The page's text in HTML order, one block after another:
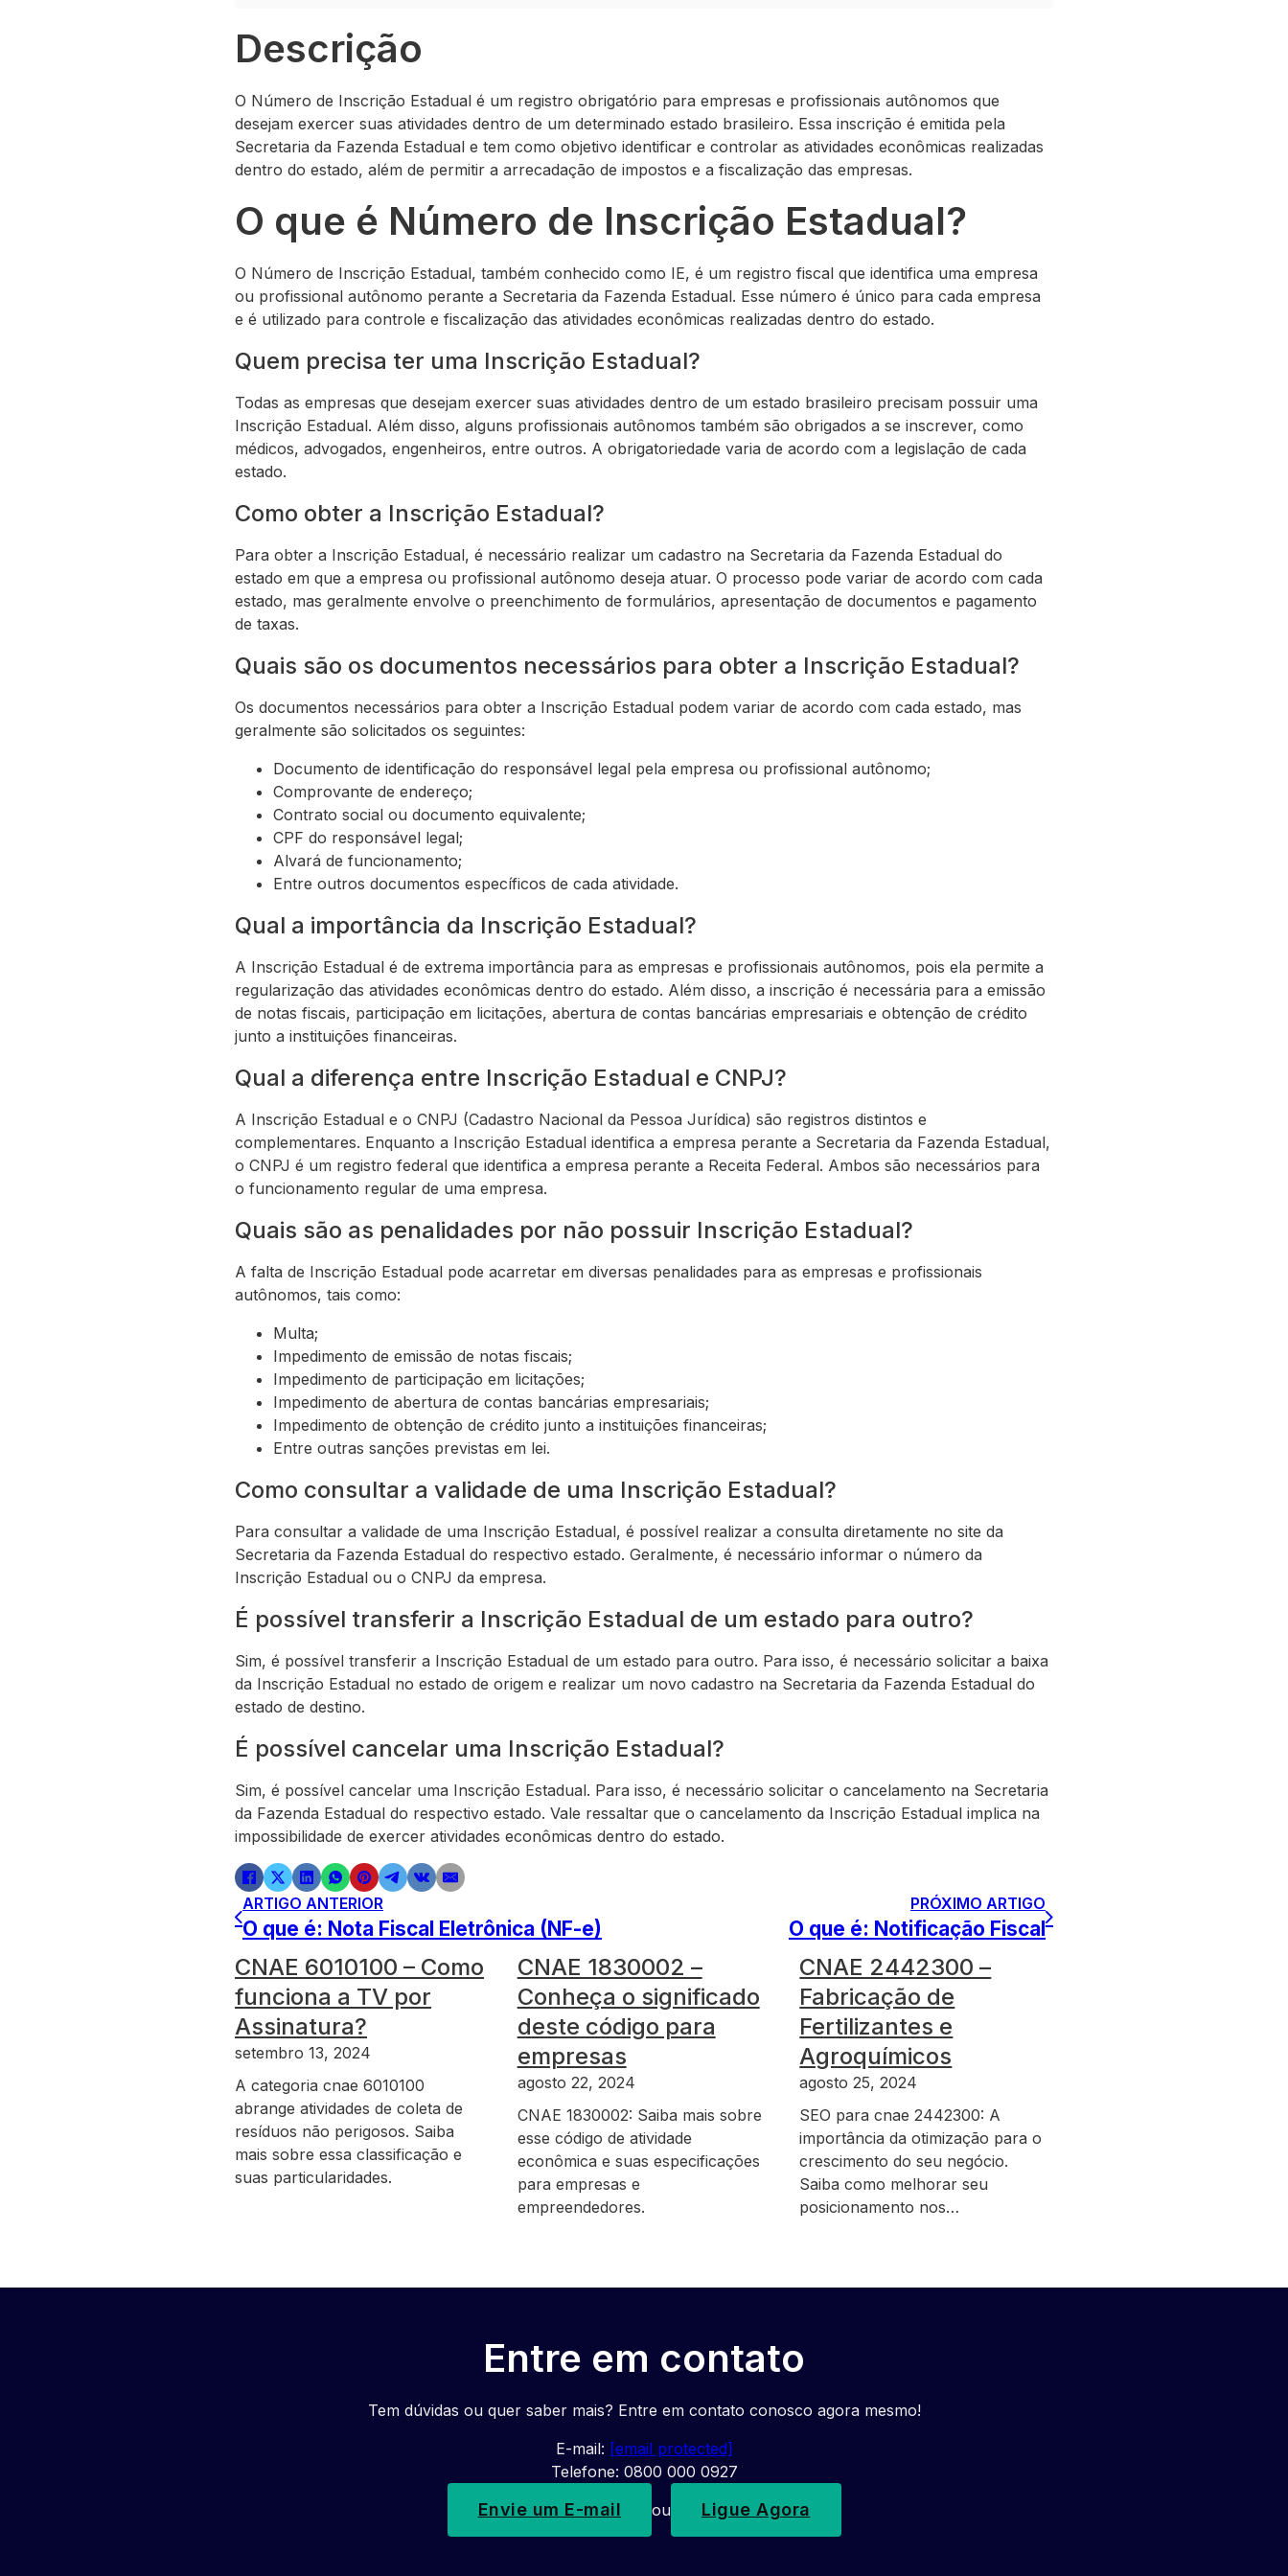
Descrição
O Número de Inscrição Estadual é um registro obrigatório para empresas e profissionais autônomos que
desejam exercer suas atividades dentro de um determinado estado brasileiro. Essa inscrição é emitida pela
Secretaria da Fazenda Estadual e tem como objetivo identificar e controlar as atividades econômicas realizadas
dentro do estado, além de permitir a arrecadação de impostos e a fiscalização das empresas.
O que é Número de Inscrição Estadual?
O Número de Inscrição Estadual, também conhecido como IE, é um registro fiscal que identifica uma empresa
ou profissional autônomo perante a Secretaria da Fazenda Estadual. Esse número é único para cada empresa
e é utilizado para controle e fiscalização das atividades econômicas realizadas dentro do estado.
Quem precisa ter uma Inscrição Estadual?
Todas as empresas que desejam exercer suas atividades dentro de um estado brasileiro precisam possuir uma
Inscrição Estadual. Além disso, alguns profissionais autônomos também são obrigados a se inscrever, como
médicos, advogados, engenheiros, entre outros. A obrigatoriedade varia de acordo com a legislação de cada
estado.
Como obter a Inscrição Estadual?
Para obter a Inscrição Estadual, é necessário realizar um cadastro na Secretaria da Fazenda Estadual do
estado em que a empresa ou profissional autônomo deseja atuar. O processo pode variar de acordo com cada
estado, mas geralmente envolve o preenchimento de formulários, apresentação de documentos e pagamento
de taxas.
Quais são os documentos necessários para obter a Inscrição Estadual?
Os documentos necessários para obter a Inscrição Estadual podem variar de acordo com cada estado, mas
geralmente são solicitados os seguintes:
Documento de identificação do responsável legal pela empresa ou profissional autônomo;
Comprovante de endereço;
Contrato social ou documento equivalente;
CPF do responsável legal;
Alvará de funcionamento;
Entre outros documentos específicos de cada atividade.
Qual a importância da Inscrição Estadual?
A Inscrição Estadual é de extrema importância para as empresas e profissionais autônomos, pois ela permite a
regularização das atividades econômicas dentro do estado. Além disso, a inscrição é necessária para a emissão
de notas fiscais, participação em licitações, abertura de contas bancárias empresariais e obtenção de crédito
junto a instituições financeiras.
Qual a diferença entre Inscrição Estadual e CNPJ?
A Inscrição Estadual e o CNPJ (Cadastro Nacional da Pessoa Jurídica) são registros distintos e
complementares. Enquanto a Inscrição Estadual identifica a empresa perante a Secretaria da Fazenda Estadual,
o CNPJ é um registro federal que identifica a empresa perante a Receita Federal. Ambos são necessários para
o funcionamento regular de uma empresa.
Quais são as penalidades por não possuir Inscrição Estadual?
A falta de Inscrição Estadual pode acarretar em diversas penalidades para as empresas e profissionais
autônomos, tais como:
Multa;
Impedimento de emissão de notas fiscais;
Impedimento de participação em licitações;
Impedimento de abertura de contas bancárias empresariais;
Impedimento de obtenção de crédito junto a instituições financeiras;
Entre outras sanções previstas em lei.
Como consultar a validade de uma Inscrição Estadual?
Para consultar a validade de uma Inscrição Estadual, é possível realizar a consulta diretamente no site da
Secretaria da Fazenda Estadual do respectivo estado. Geralmente, é necessário informar o número da
Inscrição Estadual ou o CNPJ da empresa.
É possível transferir a Inscrição Estadual de um estado para outro?
Sim, é possível transferir a Inscrição Estadual de um estado para outro. Para isso, é necessário solicitar a baixa
da Inscrição Estadual no estado de origem e realizar um novo cadastro na Secretaria da Fazenda Estadual do
estado de destino.
É possível cancelar uma Inscrição Estadual?
Sim, é possível cancelar uma Inscrição Estadual. Para isso, é necessário solicitar o cancelamento na Secretaria
da Fazenda Estadual do respectivo estado. Vale ressaltar que o cancelamento da Inscrição Estadual implica na
impossibilidade de exercer atividades econômicas dentro do estado.
ARTIGO ANTERIOR
O que é: Nota Fiscal Eletrônica (NF-e)
PRÓXIMO ARTIGO
O que é: Notificação Fiscal
CNAE 6010100 – Como
funciona a TV por
Assinatura?
setembro 13, 2024
A categoria cnae 6010100
abrange atividades de coleta de
resíduos não perigosos. Saiba
mais sobre essa classificação e
suas particularidades.
CNAE 1830002 –
Conheça o significado
deste código para
empresas
agosto 22, 2024
CNAE 1830002: Saiba mais sobre
esse código de atividade
econômica e suas especificações
para empresas e
empreendedores.
CNAE 2442300 –
Fabricação de
Fertilizantes e
Agroquímicos
agosto 25, 2024
SEO para cnae 2442300: A
importância da otimização para o
crescimento do seu negócio.
Saiba como melhorar seu
posicionamento nos…
Entre em contato
Tem dúvidas ou quer saber mais? Entre em contato conosco agora mesmo!
E-mail: [email protected]
Telefone: 0800 000 0927
Envie um E-mail ou Ligue Agora